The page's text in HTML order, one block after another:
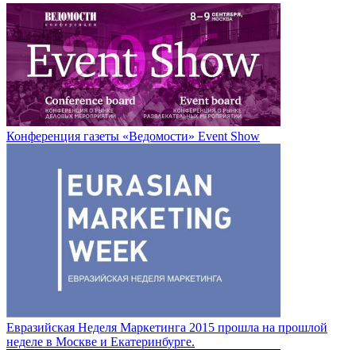
Конференция газеты «Ведомости» Event Show
Евразийская Неделя Маркетинга 2015 прошла на прошлой
неделе в Москве и Екатеринбурге.